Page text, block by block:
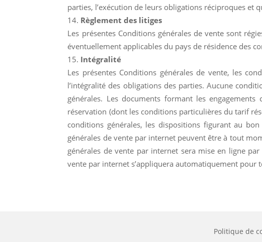
parties, l’exécution de leurs obligations réciproques et
Règlement des litiges
Les présentes Conditions générales de vente sont
éventuellement applicables du pays de résidence des
Intégralité
Les présentes Conditions générales de vente, les
l’intégralité des obligations des parties. Aucune
générales. Les documents formant les
réservation (dont les conditions particulières du tarif
conditions générales, les dispositions figurant au
générales de vente par internet peuvent être à tout
générales de vente par internet sera mise en ligne
vente par internet s’appliquera automatiquement pour
Politique de